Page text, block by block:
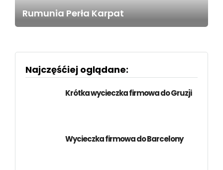
Rumunia Perła Karpat
Najczęśćiej oglądane:
Krótka wycieczka firmowa do Gruzji
Wycieczka firmowa do Barcelony